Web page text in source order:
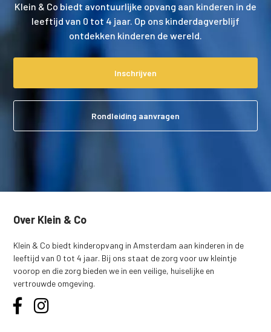
Klein & Co biedt avontuurlijke opvang aan kinderen in de
leeftijd van 0 tot 4 jaar. Op ons kinderdagverblijf
ontdekken kinderen de wereld.
Inschrijven
Rondleiding aanvragen
Over Klein & Co
Klein & Co biedt kinderopvang in Amsterdam aan kinderen in de
leeftijd van 0 tot 4 jaar. Bij ons staat de zorg voor uw kleintje
voorop en die zorg bieden we in een veilige, huiselijke en
vertrouwde omgeving.